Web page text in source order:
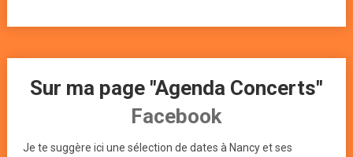
Sur ma page "Agenda Concerts"
Facebook
Je te suggère ici une sélection de dates à Nancy et ses